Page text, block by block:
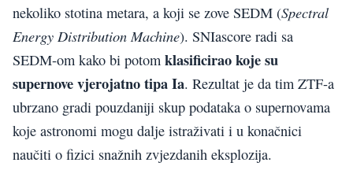
nekoliko stotina metara, a koji se zove SEDM (Spectral
Energy Distribution Machine). SNIascore radi sa
SEDM-om kako bi potom klasificirao koje su
supernove vjerojatno tipa Ia. Rezultat je da tim ZTF-a
ubrzano gradi pouzdaniji skup podataka o supernovama
koje astronomi mogu dalje istraživati ​​i u konačnici
naučiti o fizici snažnih zvjezdanih eksplozija.